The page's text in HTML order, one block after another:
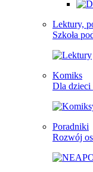
Lektury,
Szkoła
Komiks
Dla dzieci
Poradniki
Rozwój